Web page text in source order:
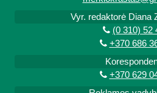
Vyr. redaktorė Diana
(0 310) 52
+370 686
+370 629